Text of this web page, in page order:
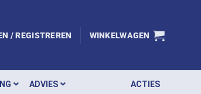
/ REGISTREREN WINKELWAGEN
ADVIES ACTIES